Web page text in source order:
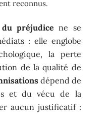
reconnus.
préjudice ne se
: elle englobe
la perte
de la qualité de
dépend de
et du vécu de la
aucun justificatif :